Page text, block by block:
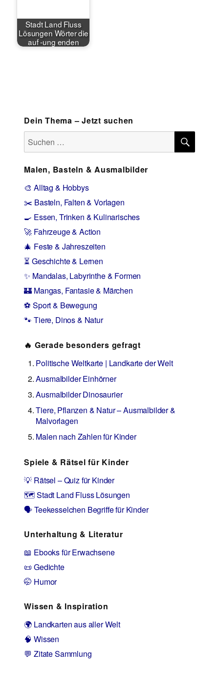
Stadt Land Fluss
Lösungen Wörter die
auf -ung enden
Dein Thema – Jetzt suchen
Suchen
nach:
Malen, Basteln & Ausmalbilder
🎨 Alltag & Hobbys
✂️ Basteln, Falten & Vorlagen
🍳 Essen, Trinken & Kulinarisches
🚀 Fahrzeuge & Action
🎄 Feste & Jahreszeiten
⏳ Geschichte & Lernen
✨ Mandalas, Labyrinthe & Formen
🏰 Mangas, Fantasie & Märchen
⚽ Sport & Bewegung
🐾 Tiere, Dinos & Natur
🔥 Gerade besonders gefragt
Politische Weltkarte | Landkarte der Welt
Ausmalbilder Einhörner
Ausmalbilder Dinosaurier
Tiere, Pflanzen & Natur – Ausmalbilder &
Malvorlagen
Malen nach Zahlen für Kinder
Spiele & Rätsel für Kinder
💡 Rätsel – Quiz für Kinder
🗺️ Stadt Land Fluss Lösungen
🗣️ Teekesselchen Begriffe für Kinder
Unterhaltung & Literatur
📖 Ebooks für Erwachsene
📜 Gedichte
🤭 Humor
Wissen & Inspiration
🌍 Landkarten aus aller Welt
🧠 Wissen
💬 Zitate Sammlung